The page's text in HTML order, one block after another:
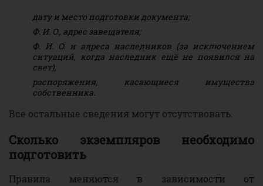
дату и место подготовки документа;
Ф. И. О., адрес завещателя;
Ф. И. О. и адреса наследников (за исключением
ситуаций, когда наследник ещё не появился на
свет);
распоряжения, касающиеся имущества
собственника.
Все остальные сведения могут отсутствовать.
Сколько экземпляров необходимо
подготовить
Правила меняются в зависимости от